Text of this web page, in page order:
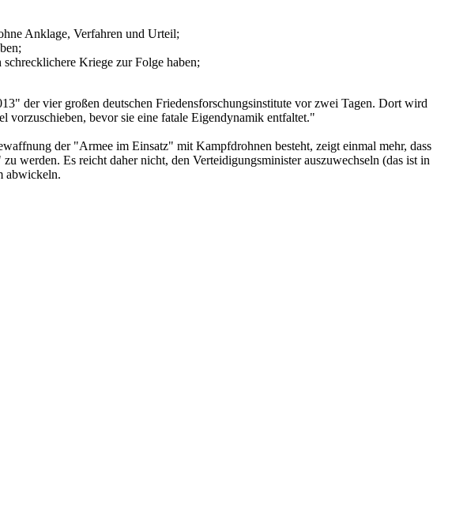
Anklage, Verfahren und Urteil;
Kriege zur Folge haben;
der vier großen deutschen Friedensforschungsinstitute vor zwei Tagen. Dort wird
vorzuschieben, bevor sie eine fatale Eigendynamik entfaltet."
der "Armee im Einsatz" mit Kampfdrohnen besteht, zeigt einmal mehr, dass
werden. Es reicht daher nicht, den Verteidigungsminister auszuwechseln (das ist in
abwickeln.